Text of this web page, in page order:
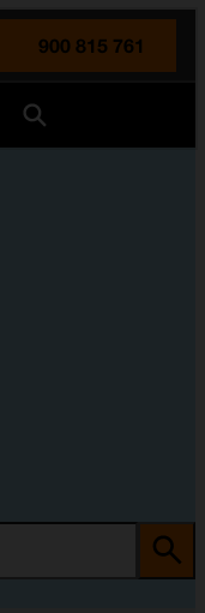
900 815 761